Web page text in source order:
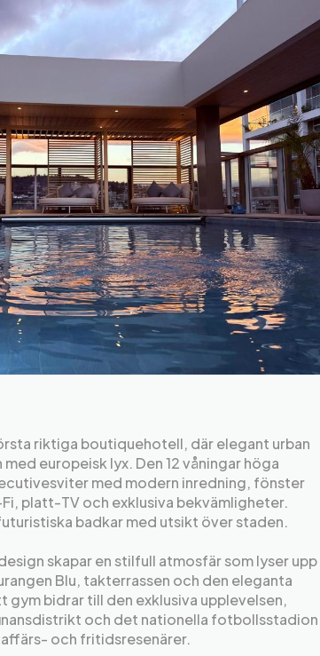
riktiga boutiquehotell, där elegant urban
europeisk lyx. Den 12 våningar höga
med modern inredning, fönster
platt-TV och exklusiva bekvämligheter.
badkar med utsikt över staden.
skapar en stilfull atmosfär som lyser upp
Blu, takterrassen och den eleganta
gym bidrar till den exklusiva upplevelsen,
och det nationella fotbollsstadion
och fritidsresenärer.